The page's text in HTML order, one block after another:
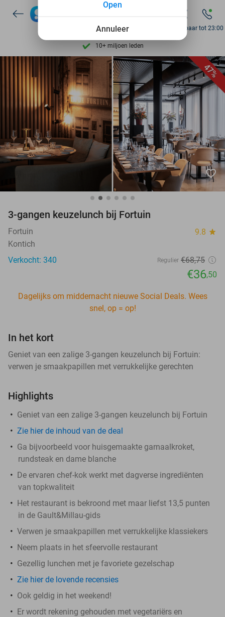
7 dagen per week beschikbaar
10+ miljoen leden
9,4 op basis van
Ontdek 15.000+ deals
7 dagen per week beschikbaar
10+ miljoen leden
Bereikbaar tot 23:00
47%
favorite_border
3-gangen keuzelunch bij Fortuin
Fortuin 9.8 star
Kontich
Verkocht: 340
Regulier €68,75
€36,50
Dagelijks om middernacht nieuwe Social Deals. Wees
snel, op = op!
In het kort
Geniet van een zalige 3-gangen keuzelunch bij Fortuin:
verwen je smaakpapillen met verrukkelijke gerechten
Highlights
Geniet van een zalige 3-gangen keuzelunch bij Fortuin
Zie hier de inhoud van de deal
Ga bijvoorbeeld voor huisgemaakte garnaalkroket,
rundsteak en dame blanche
De ervaren chef-kok werkt met dagverse ingrediënten
van topkwaliteit
Het restaurant is bekroond met maar liefst 13,5 punten
in de Gault&Millau-gids
Verwen je smaakpapillen met verrukkelijke klassiekers
Neem plaats in het sfeervolle restaurant
Gezellig lunchen met je favoriete gezelschap
Zie hier de lovende recensies
Ook geldig in het weekend!
Er wordt rekening gehouden met vegetariërs en
Annuleer
Open